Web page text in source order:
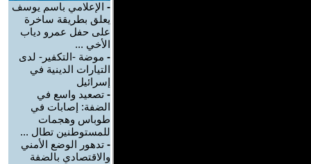
- الإعلامي باسم يوسف
يعلق بطريقة ساخرة
على حفل عمرو دياب
الأخي ...
- موضة -التكفير- لدى
التيارات الدينية في
إسرائيل
- تصعيد واسع في
الضفة: إصابات في
طوباس وهجمات
للمستوطنين تطال ...
- تدهور الوضع الأمني
والاقتصادي بالضفة